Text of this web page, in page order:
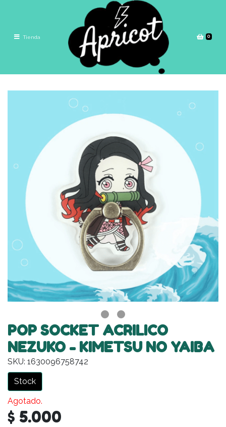
Tienda 0
POP SOCKET ACRILICO
NEZUKO - KIMETSU NO YAIBA
SKU: 1630096758742
Stock
Agotado.
$ 5.000